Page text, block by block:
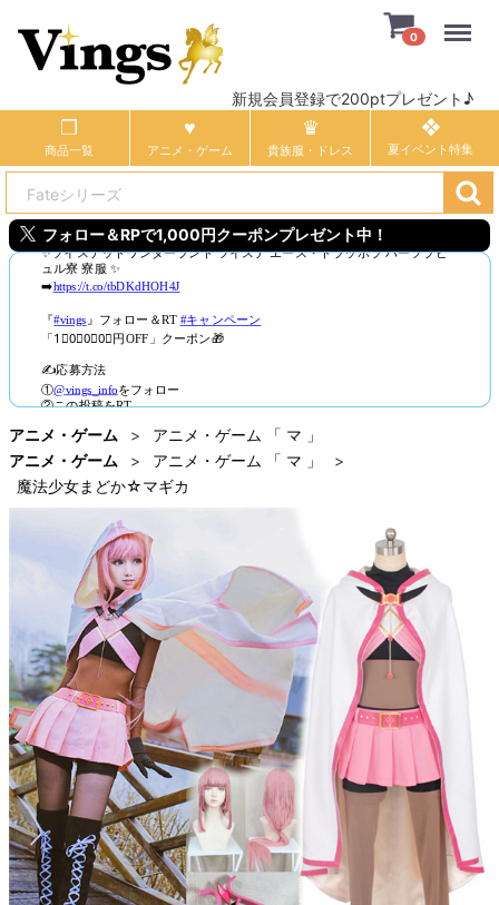
新規会員登録で200ptプレゼント♪
0
商品一覧 アニメ・ゲーム 貴族服・ドレス
フォロー＆RPで1,000円クーポンプレゼント中！
アニメ・ゲーム
アニメ・ゲーム 「 マ 」
アニメ・ゲーム
アニメ・ゲーム 「 マ 」
魔法少女まどか☆マギカ